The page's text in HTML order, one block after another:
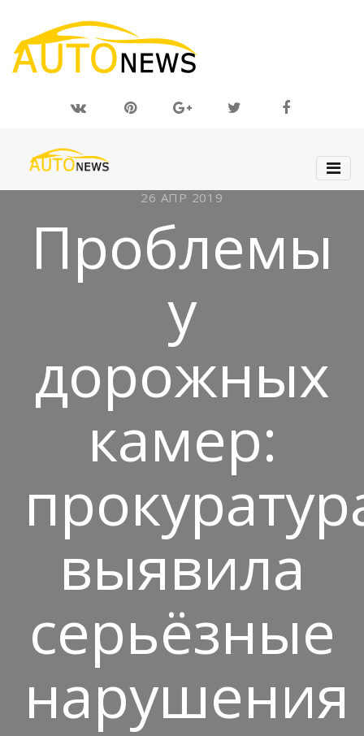
26 АПР 2019
Проблемы
у
дорожных
камер:
выявила
серьёзные
нарушения